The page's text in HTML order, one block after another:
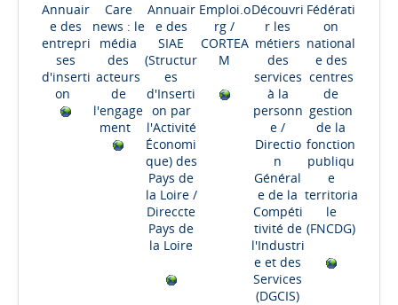
Annuair
e des
entrepri
ses
d'inserti
on
Care
news : le
média
des
acteurs
de
l'engage
ment
Annuair
e des
SIAE
(Structur
es
d'Inserti
on par
l'Activité
Économi
que) des
Pays de
la Loire/
Direccte
Pays de
la Loire
Emploi.o
rg /
CORTEA
M
Découvri
r les
métiers
des
services
à la
personn
e /
Directio
n
Général
e de la
Compéti
tivité de
l'Industri
e et des
Services
(DGCIS)
Fédérati
on
national
e des
centres
de
gestion
de la
fonction
publiqu
e
territoria
le
(FNCDG)